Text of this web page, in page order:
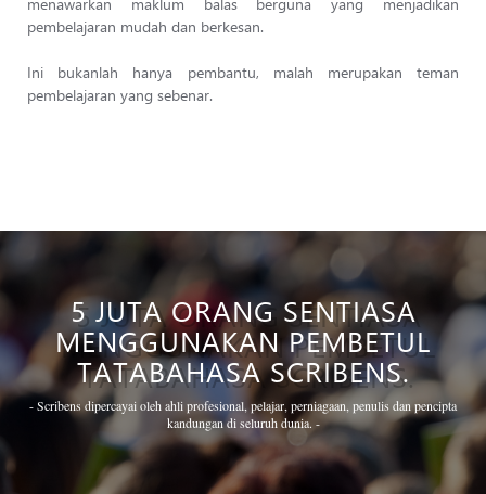
pembelajaran mudah dan berkesan.
Ini bukanlah hanya pembantu, malah merupakan teman
pembelajaran yang sebenar.
5 JUTA ORANG SENTIASA
MENGGUNAKAN PEMBETUL
TATABAHASA SCRIBENS.
- Scribens dipercayai oleh ahli profesional, pelajar, perniagaan, penulis dan pencipta
kandungan di seluruh dunia. -